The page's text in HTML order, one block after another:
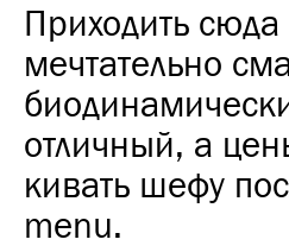
Приходить
мечтательно
отличный, а
кивать шефу
menu.